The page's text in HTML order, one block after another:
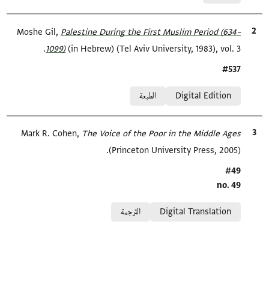
الاقتباس المرجعي Moshe Gil,Palestine During the First Muslim Period (634–
1099)‎(in Hebrew) (Tel Aviv University, 1983), vol. 3.
Location in source
#537
Digital Edition
الطبعة
الاقتباس المرجعي Mark R. Cohen,The Voice of the Poor in the Middle Ages
(Princeton University Press, 2005).
Location in source
#49
no. 49
Digital Translation
الترجمة